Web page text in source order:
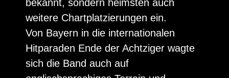
bekannt, sondern heimsten auch
weitere Chartplatzierungen ein.
Von Bayern in die internationalen
Hitparaden Ende der Achtziger wagte
sich die Band auch auf